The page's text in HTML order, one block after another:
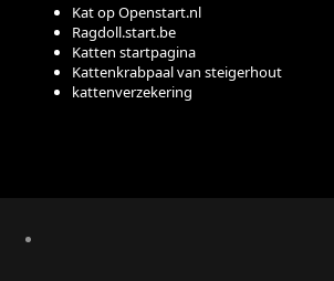
Kat op Openstart.nl
Ragdoll.start.be
Katten startpagina
Kattenkrabpaal van steigerhout
kattenverzekering